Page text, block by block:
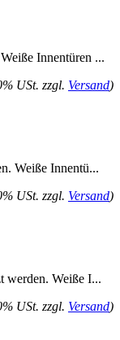
Innentüren ...
USt. zzgl. Versand)
Weiße Innentü...
USt. zzgl. Versand)
werden. Weiße I...
USt. zzgl. Versand)